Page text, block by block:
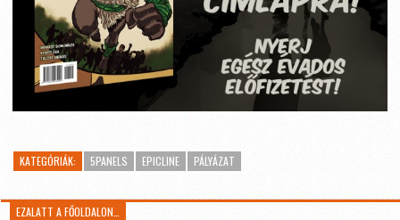
KATEGÓRIÁK: 5PANELS EPICLINE PÁLYÁZAT
EZALATT A FŐOLDALON…